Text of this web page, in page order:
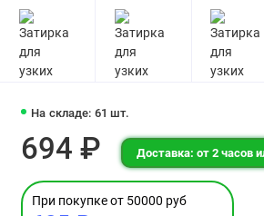
На складе: 61 шт.
694 ₽ Доставка: от 2 часов
При покупке от 50000 руб